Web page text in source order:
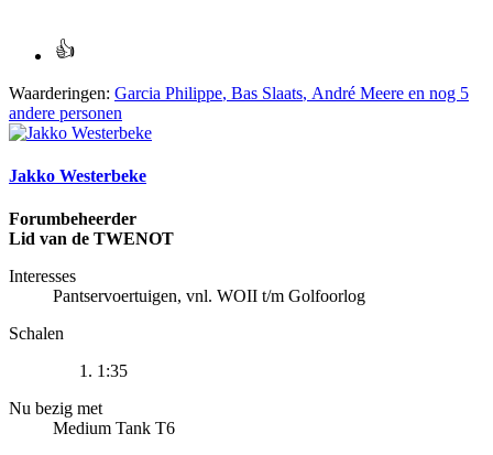
Waarderingen: Garcia Philippe, Bas Slaats, André Meere en nog 5
andere personen
Jakko Westerbeke
Forumbeheerder
Lid van de TWENOT
Interesses
Pantservoertuigen, vnl. WOII t/m Golfoorlog
Schalen
1:35
Nu bezig met
Medium Tank T6